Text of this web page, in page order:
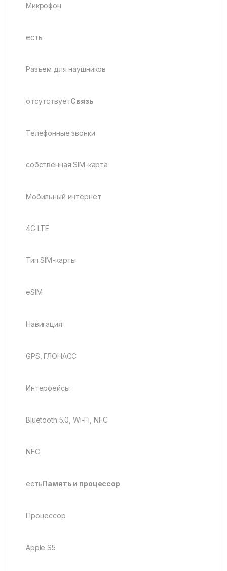
Микрофон
есть
Разъем для наушников
отсутствуетСвязь
Телефонные звонки
собственная SIM-карта
Мобильный интернет
4G LTE
Тип SIM-карты
eSIM
Навигация
GPS, ГЛОНАСС
Интерфейсы
Bluetooth 5.0, Wi-Fi, NFC
NFC
естьПамять и процессор
Процессор
Apple S5